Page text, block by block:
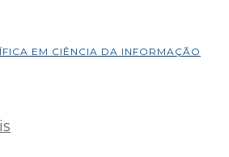
EM CIÊNCIA DA INFORMAÇÃO